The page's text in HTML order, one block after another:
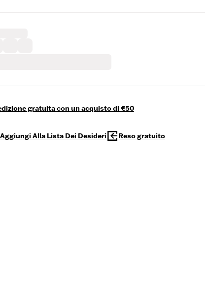
gratuita con un acquisto di €50
Aggiungi Alla Lista Dei Desideri Reso gratuito